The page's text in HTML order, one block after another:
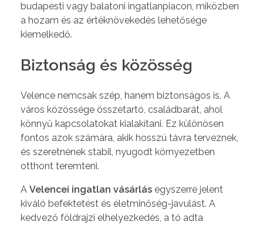
budapesti vagy balatoni ingatlanpiacon, miközben
a hozam és az értéknövekedés lehetősége
kiemelkedő.
Biztonság és közösség
Velence nemcsak szép, hanem biztonságos is. A
város közössége összetartó, családbarát, ahol
könnyű kapcsolatokat kialakítani. Ez különösen
fontos azok számára, akik hosszú távra terveznek,
és szeretnének stabil, nyugodt környezetben
otthont teremteni.
A Velencei ingatlan vásárlás egyszerre jelent
kiváló befektetést és életminőség-javulást. A
kedvező földrajzi elhelyezkedés, a tó adta